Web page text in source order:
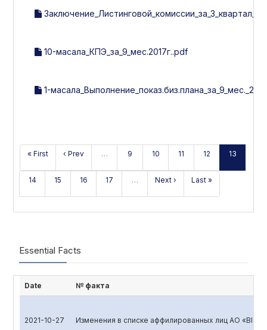
10-масала_КПЭ_за_9_мес.2017г..pdf
1-
« First ‹ Prev … 9 10 11 12 13
14 15 16 17 … Next › Last »
Essential Facts
Date № факта
2021-10-27 Изменения в списке аффилированных лиц АО